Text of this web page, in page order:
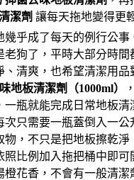
潔劑 讓每天拖地變得更
乎成了每天的例行公事
老狗了，平時大部分時間
、清爽，也希望清潔用品
地板清潔劑（1000ml）
瓶就能完成日常地板
只需要一瓶蓋倒入一
，不只是把地板擦乾
比例加入拖把桶中即可
花香，不會有一般清